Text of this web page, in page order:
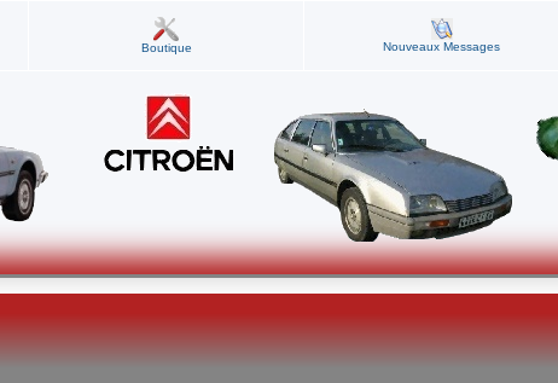
Boutique Nouveaux Messages